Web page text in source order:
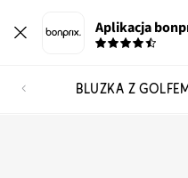
Aplikacja
BLUZKA Z